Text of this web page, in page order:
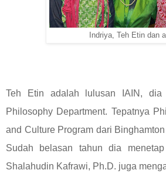
Indriya, Teh Etin dan
Teh Etin adalah lulusan IAIN, dia
Philosophy Department. Tepatnya
and Culture Program dari
Sudah belasan tahun dia
Shalahudin Kafrawi, Ph.D. juga